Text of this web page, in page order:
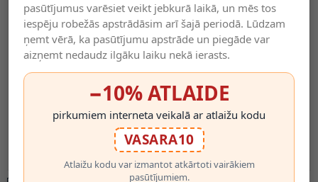
pasūtījumus varēsiet veikt jebkurā laikā, un mēs tos
iespēju robežās apstrādāsim arī šajā periodā. Lūdzam
ņemt vērā, ka pasūtījumu apstrāde un piegāde var
aizņemt nedaudz ilgāku laiku nekā ierasts.
−10% ATLAIDE
pirkumiem interneta veikalā ar atlaižu kodu
VASARA10
Atlaižu kodu var izmantot atkārtoti vairākiem
pasūtījumiem.